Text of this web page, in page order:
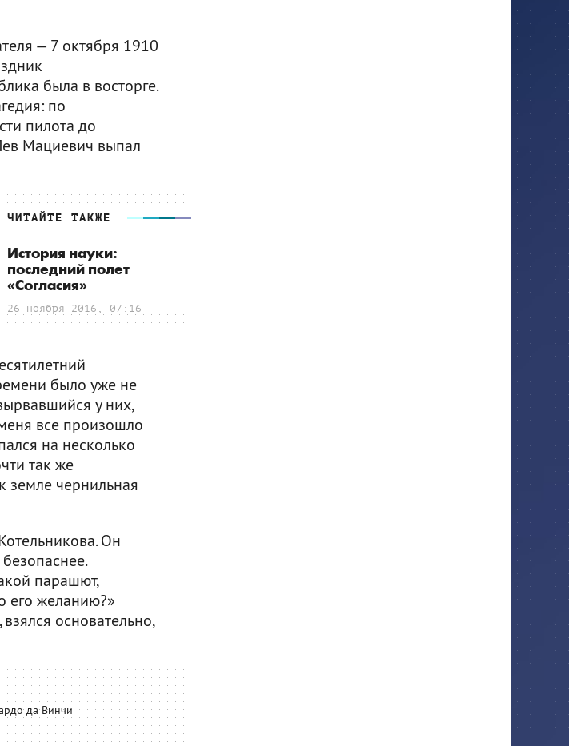
— 7 октября 1910
была в восторге.
по
пилота до
Мациевич выпал
ЧИТАЙТЕ ТАКЖЕ
История науки:
последний полет
«Согласия»
26 ноября 2016, 07:16
было уже не
у них,
все произошло
на несколько
так же
земле чернильная
Он
парашют,
его желанию?»
основательно,
да Винчи